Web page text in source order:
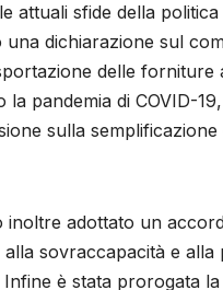
attuali sfide della
una dichiarazione sul
delle
la pandemia di COVID-
sulla
inoltre adottato un
sovraccapacità e alla
è stata prorogata